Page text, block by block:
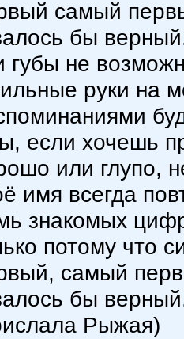
самый
бы
губы не
руки на
если хочешь
или глупо,
имя всегда
знакомых
потому что
самый
бы
Рыжая)